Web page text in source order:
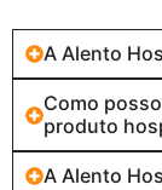
A Alento
Como
produto
A Alento